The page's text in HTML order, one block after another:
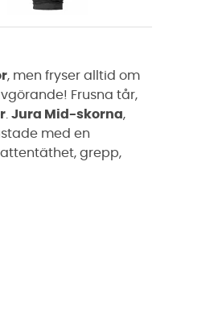
, men fryser alltid om
Frusna tår,
Jura Mid-skorna,
med en
grepp,